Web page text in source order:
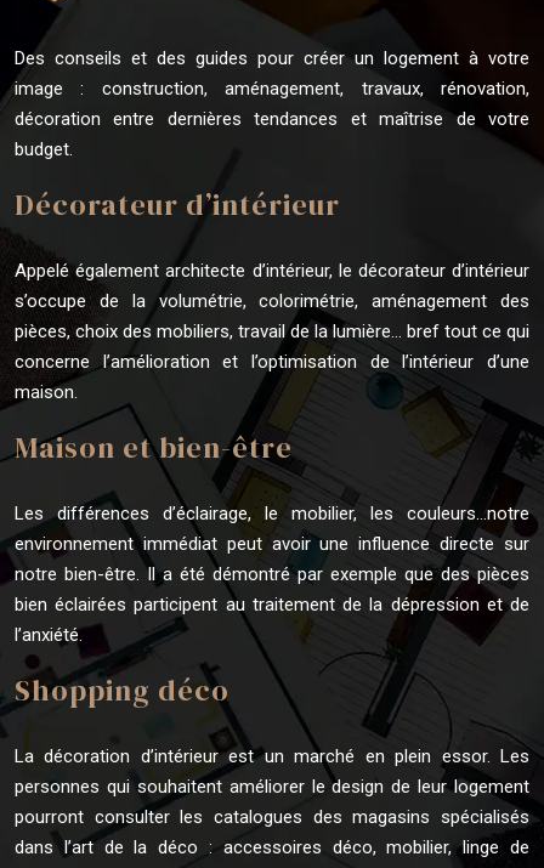
Des conseils et des guides pour créer un logement à votre
image : construction, aménagement, travaux, rénovation,
décoration entre dernières tendances et maîtrise de votre
budget.
Décorateur d’intérieur
Appelé également architecte d’intérieur, le décorateur d’intérieur
s’occupe de la volumétrie, colorimétrie, aménagement des
pièces, choix des mobiliers, travail de la lumière… bref tout ce qui
concerne l’amélioration et l’optimisation de l’intérieur d’une
maison.
Maison et bien-être
Les différences d’éclairage, le mobilier, les couleurs…notre
environnement immédiat peut avoir une influence directe sur
notre bien-être. Il a été démontré par exemple que des pièces
bien éclairées participent au traitement de la dépression et de
l’anxiété.
Shopping déco
La décoration d’intérieur est un marché en plein essor. Les
personnes qui souhaitent améliorer le design de leur logement
pourront consulter les catalogues des magasins spécialisés
dans l’art de la déco : accessoires déco, mobilier, linge de